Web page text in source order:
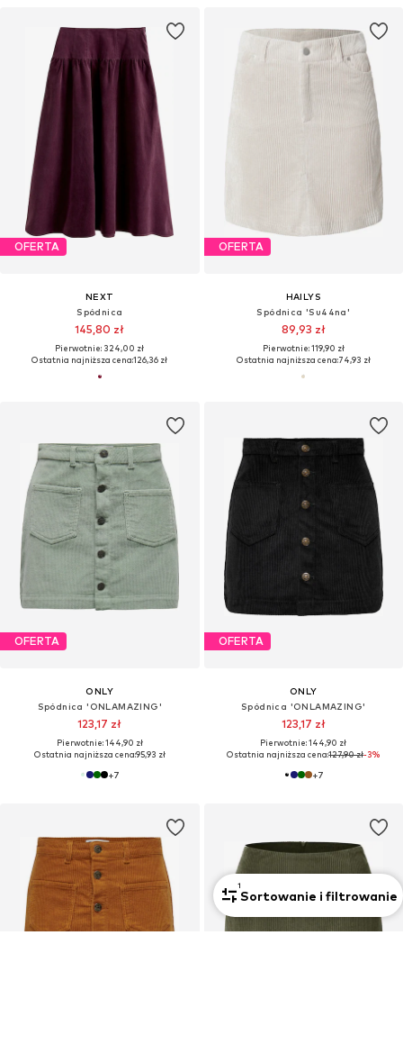
OFERTA
NEXT
Spódnica
145,80 zł
Pierwotnie: 324,00 zł
Ostatnia najniższa cena:126,36 zł
OFERTA
HAILYS
Spódnica 'Su44na'
89,93 zł
Pierwotnie: 119,90 zł
Ostatnia najniższa cena:74,93 zł
OFERTA
ONLY
Spódnica 'ONLAMAZING'
123,17 zł
Pierwotnie: 144,90 zł
Ostatnia najniższa cena:95,93 zł
+7
OFERTA
ONLY
Spódnica 'ONLAMAZING'
123,17 zł
Pierwotnie: 144,90 zł
Ostatnia najniższa cena:127,90 zł-3%
+7
1
Sortowanie i filtrowanie